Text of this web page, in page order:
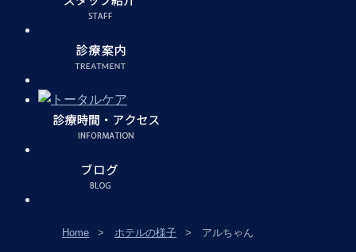
Home ホテルの様子 アルちゃん